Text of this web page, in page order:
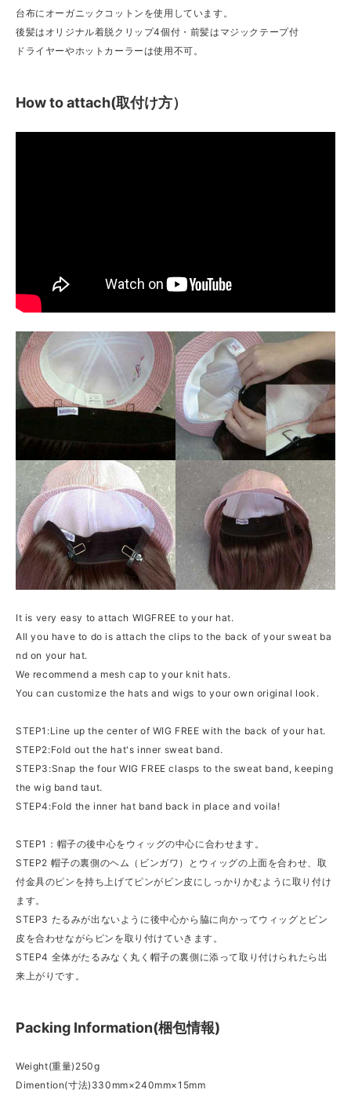
台布にオーガニックコットンを使用しています。
後髪はオリジナル着脱クリップ4個付・前髪はマジックテープ付
ドライヤーやホットカーラーは使用不可。
How to attach(取付け方）
It is very easy to attach WIGFREE to your hat.
All you have to do is attach the clips to the back of your sweat ba
nd on your hat.
We recommend a mesh cap to your knit hats.
You can customize the hats and wigs to your own original look.
STEP1:Line up the center of WIG FREE with the back of your hat.
STEP2:Fold out the hat's inner sweat band.
STEP3:Snap the four WIG FREE clasps to the sweat band, keeping
the wig band taut.
STEP4:Fold the inner hat band back in place and voila!
STEP1：帽子の後中心をウィッグの中心に合わせます。
STEP2 帽子の裏側のヘム（ビンガワ）とウィッグの上面を合わせ、取
付金具のピンを持ち上げてピンがビン皮にしっかりかむように取り付け
ます。
STEP3 たるみが出ないように後中心から脇に向かってウィッグとビン
皮を合わせながらピンを取り付けていきます。
STEP4 全体がたるみなく丸く帽子の裏側に添って取り付けられたら出
来上がりです。
Packing Information(梱包情報)
Weight(重量)250g
Dimention(寸法)330mm×240mm×15mm